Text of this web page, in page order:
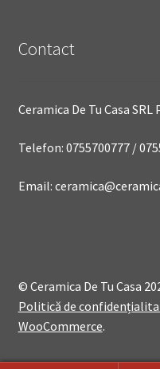
Contact
Ceramica De Tu Casa
Telefon: 0755700777 /
Email:
© Ceramica De Tu Casa
Politică de
WooCommerce.